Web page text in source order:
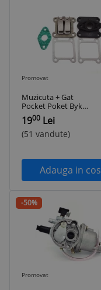
Promovat
Muzicuta + Gat
Pocket Poket Byke
Bike Mini ATV
1900 Lei
(51 vandute)
Adauga in cos
-50%
Promovat